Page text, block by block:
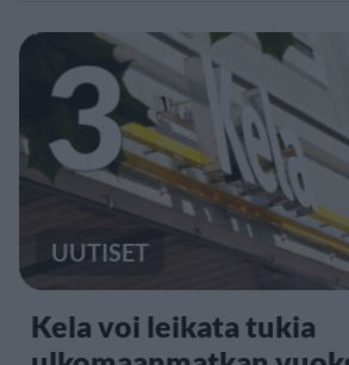
3
UUTISET
Kela voi leikata tukia